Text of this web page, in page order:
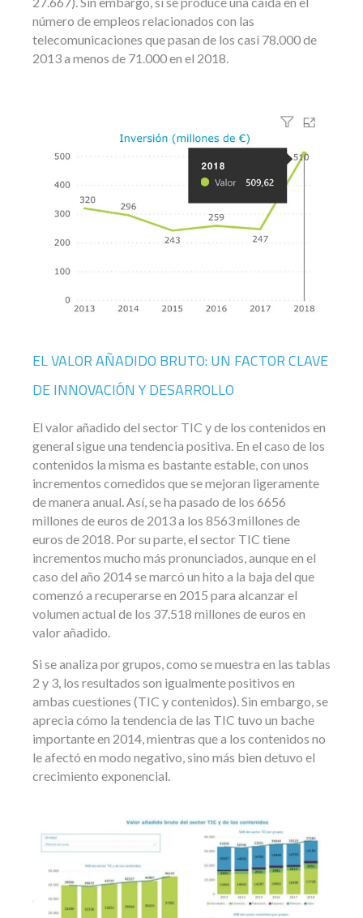
número de empleos relacionados con las
telecomunicaciones que pasan de los casi 78.000 de
2013 a menos de 71.000 en el 2018.
EL VALOR AÑADIDO BRUTO: UN FACTOR CLAVE
DE INNOVACIÓN Y DESARROLLO
El valor añadido del sector TIC y de los contenidos en
general sigue una tendencia positiva. En el caso de los
contenidos la misma es bastante estable, con unos
incrementos comedidos que se mejoran ligeramente
de manera anual. Así, se ha pasado de los 6656
millones de euros de 2013 a los 8563 millones de
euros de 2018. Por su parte, el sector TIC tiene
incrementos mucho más pronunciados, aunque en el
caso del año 2014 se marcó un hito a la baja del que
comenzó a recuperarse en 2015 para alcanzar el
volumen actual de los 37.518 millones de euros en
valor añadido.
Si se analiza por grupos, como se muestra en las tablas
2 y 3, los resultados son igualmente positivos en
ambas cuestiones (TIC y contenidos). Sin embargo, se
aprecia cómo la tendencia de las TIC tuvo un bache
importante en 2014, mientras que a los contenidos no
le afectó en modo negativo, sino más bien detuvo el
crecimiento exponencial.